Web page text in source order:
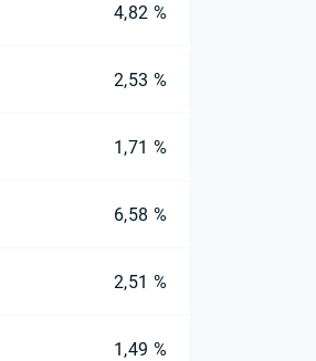
4,82 %
2,53 %
1,71 %
6,58 %
2,51 %
1,49 %